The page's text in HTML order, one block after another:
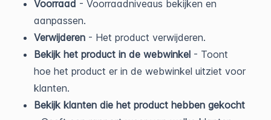
Voorraad - Voorraadniveaus bekijken en
aanpassen.
Verwijderen - Het product verwijderen.
Bekijk het product in de webwinkel - Toont
hoe het product er in de webwinkel uitziet voor
klanten.
Bekijk klanten die het product hebben gekocht